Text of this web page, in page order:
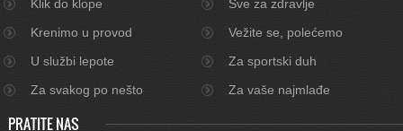
Klik do klope
Sve za zdravlje
Krenimo u provod
Vežite se, polećemo
U službi lepote
Za sportski duh
Za svakog po nešto
Za vaše najmlađe
PRATITE NAS